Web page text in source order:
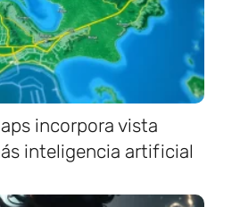
incorpora vista
inteligencia artificial